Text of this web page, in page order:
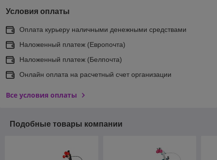
Условия оплаты
Оплата курьеру наличными денежными средствами
Наложенный платеж (Европочта)
Наложенный платеж (Белпочта)
Онлайн оплата на расчетный счет организации
Все условия оплаты
Подобные товары компании